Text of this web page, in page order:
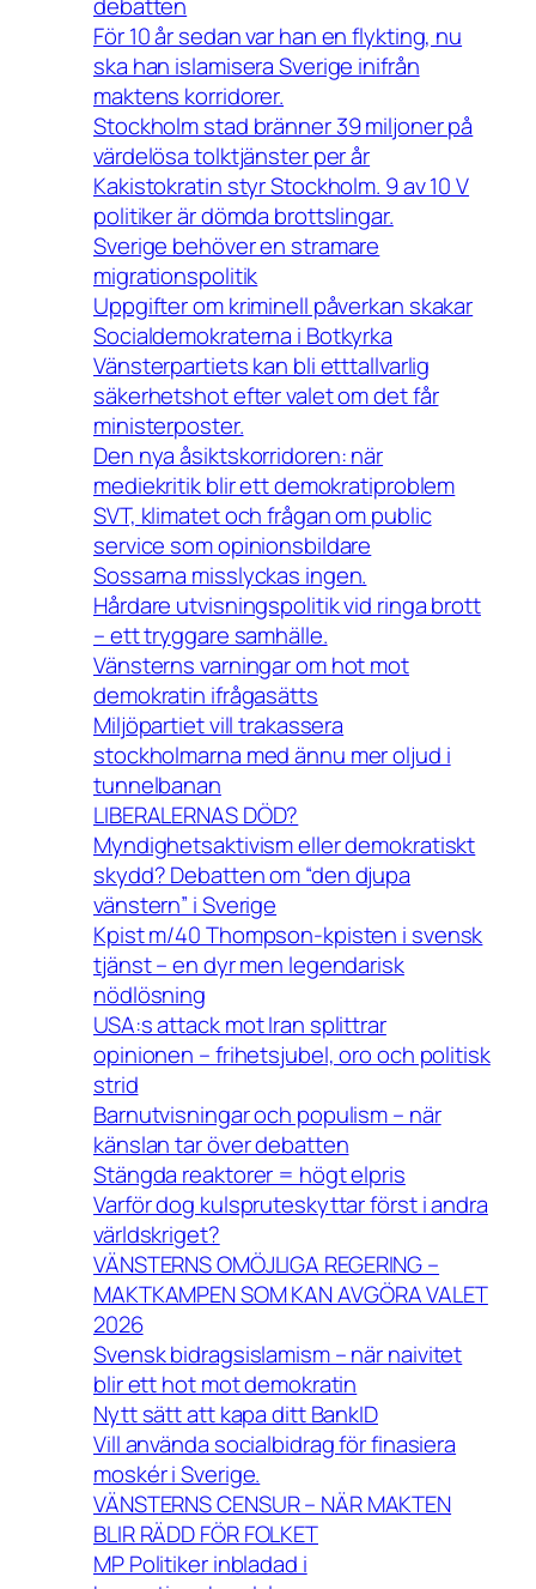
För 10 år sedan var han en flykting, nu
ska han islamisera Sverige inifrån
maktens korridorer.
Stockholm stad bränner 39 miljoner på
värdelösa tolktjänster per år
Kakistokratin styr Stockholm. 9 av 10 V
politiker är dömda brottslingar.
Sverige behöver en stramare
migrationspolitik
Uppgifter om kriminell påverkan skakar
Socialdemokraterna i Botkyrka
Vänsterpartiets kan bli etttallvarlig
säkerhetshot efter valet om det får
ministerposter.
Den nya åsiktskorridoren: när
mediekritik blir ett demokratiproblem
SVT, klimatet och frågan om public
service som opinionsbildare
Sossarna misslyckas ingen.
Hårdare utvisningspolitik vid ringa brott
– ett tryggare samhälle.
Vänsterns varningar om hot mot
demokratin ifrågasätts
Miljöpartiet vill trakassera
stockholmarna med ännu mer oljud i
tunnelbanan
LIBERALERNAS DÖD?
Myndighetsaktivism eller demokratiskt
skydd? Debatten om “den djupa
vänstern” i Sverige
Kpist m/40 Thompson-kpisten i svensk
tjänst – en dyr men legendarisk
nödlösning
USA:s attack mot Iran splittrar
opinionen – frihetsjubel, oro och politisk
strid
Barnutvisningar och populism – när
känslan tar över debatten
Stängda reaktorer = högt elpris
Varför dog kulspruteskyttar först i andra
världskriget?
VÄNSTERNS OMÖJLIGA REGERING –
MAKTKAMPEN SOM KAN AVGÖRA VALET
2026
Svensk bidragsislamism – när naivitet
blir ett hot mot demokratin
Nytt sätt att kapa ditt BankID
Vill använda socialbidrag för finasiera
moskér i Sverige.
VÄNSTERNS CENSUR – NÄR MAKTEN
BLIR RÄDD FÖR FOLKET
MP Politiker inbladad i